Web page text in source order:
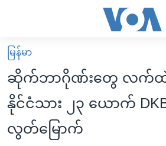
လွယ်ကူ
စေ
သည့်
Link
များ
မူလစာမျက်နှာ
မြန်မာ
ကမ္ဘာ့သတင်းများ
နိုင်ငံတကာ
ဗွီဒီယို
မြန်မာ
ဆိုက်ဘာဂိုဏ်းတွေ လက်ထဲ
နိုင်ငံသား ၂၃ ယောက်
လွတ်မြောက်